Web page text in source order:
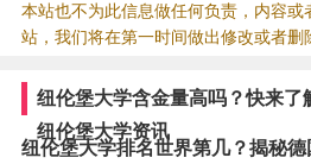
本站也不为此信息做任何负责，内容或
站，我们将在第一时间做出修改或者删
纽伦堡大学含金量高吗？快来了
纽伦堡大学资讯
纽伦堡大学排名世界第几？揭秘德